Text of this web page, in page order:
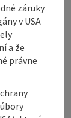
the
záruky
v USA
a že
právne